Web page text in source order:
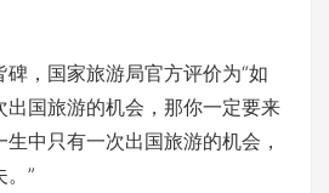
，国家旅游局官方评价为“如
出国旅游的机会，那你一定要来
中只有一次出国旅游的机会，
。”